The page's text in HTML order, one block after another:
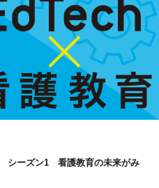
シーズン1 看護教育の未来がみ